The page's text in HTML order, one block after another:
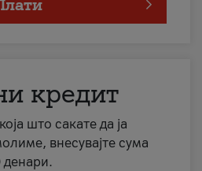
кредит
што сакате да ја
внесувајте сума
денари.